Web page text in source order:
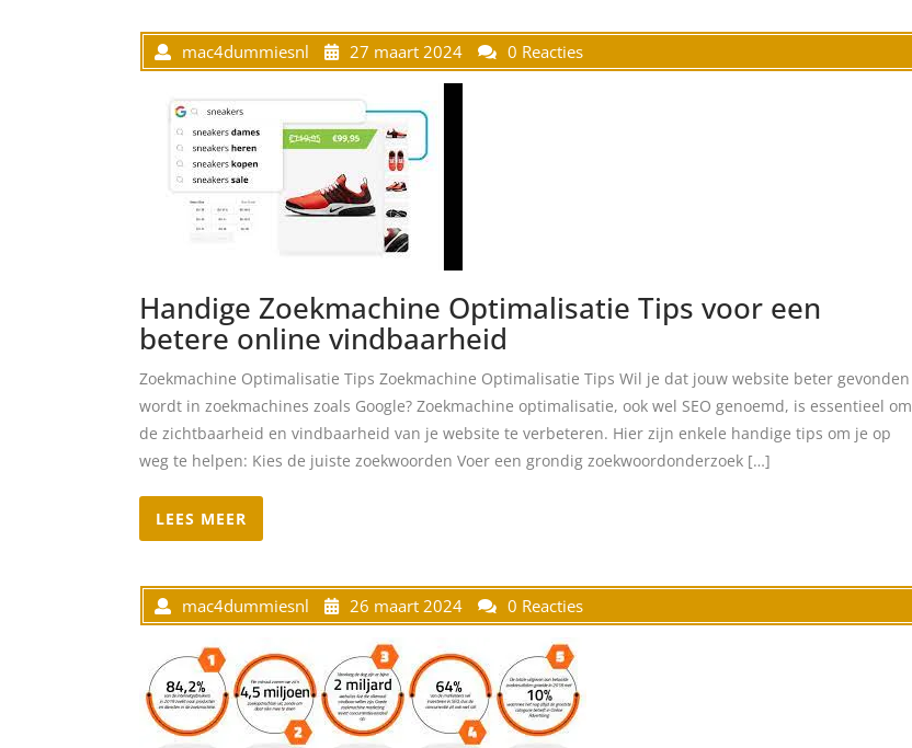
mac4dummiesnl 27 maart 2024 0 Reacties
Handige Zoekmachine Optimalisatie Tips voor een
betere online vindbaarheid
Zoekmachine Optimalisatie Tips Zoekmachine Optimalisatie Tips Wil je dat jouw website beter gevonden
wordt in zoekmachines zoals Google? Zoekmachine optimalisatie, ook wel SEO genoemd, is essentieel om
de zichtbaarheid en vindbaarheid van je website te verbeteren. Hier zijn enkele handige tips om je op
weg te helpen: Kies de juiste zoekwoorden Voer een grondig zoekwoordonderzoek […]
LEES MEER
mac4dummiesnl 26 maart 2024 0 Reacties